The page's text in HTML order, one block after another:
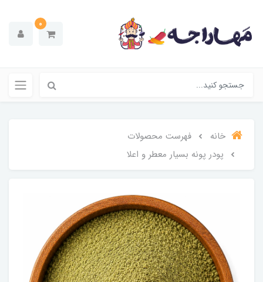
0
خانه
فهرست محصولات
پودر پونه بسیار معطر و اعلا